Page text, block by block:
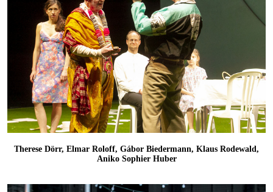
Therese Dörr, Elmar Roloff, Gábor Biedermann, Klaus Rodewald,
Aniko Sophier Huber